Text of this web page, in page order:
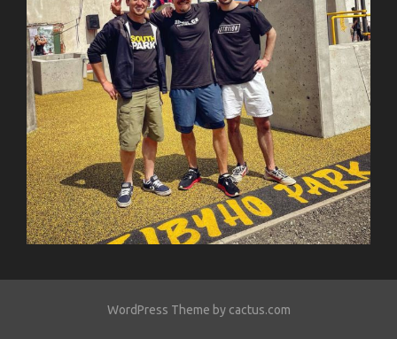
WordPress Theme by cactus.com